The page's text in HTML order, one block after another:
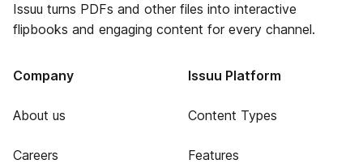
Issuu turns PDFs and other files into interactive
flipbooks and engaging content for every channel.
Company
About us
Careers
Issuu Platform
Content Types
Features